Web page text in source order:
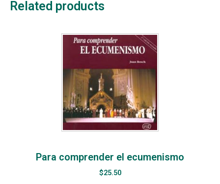
Related products
Para comprender el ecumenismo
$25.50